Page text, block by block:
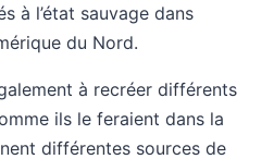
à l’état sauvage dans
du Nord.
à recréer différents
ils le feraient dans la
différentes sources de